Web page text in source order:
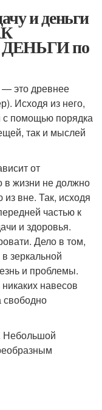
и деньги
по
это древнее
Исходя из него,
с помощью порядка
так и мыслей
от
в жизни не должно
вне. Так, исходя
частью к
и здоровья.
Дело в том,
зеркальной
и проблемы.
навесов
свободно
Небольшой